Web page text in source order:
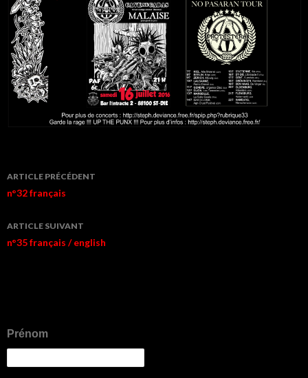
Navigation
de
l’article
ARTICLE PRÉCÉDENT
n°32 français
ARTICLE SUIVANT
n°35 français / english
Prénom